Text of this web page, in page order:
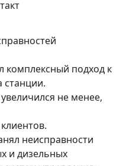
комплексный подход к
станции.
не менее,
неисправности
и дизельных